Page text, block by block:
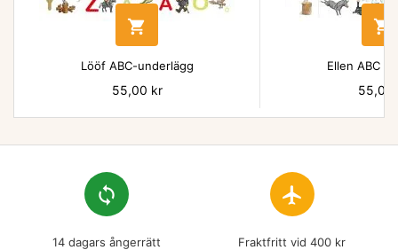

Lööf ABC-underlägg
Pris
55,00 kr

Ellen ABC
Pris
55,00
loop
14 dagars ångerrätt
flight
Fraktfritt vid 400 kr